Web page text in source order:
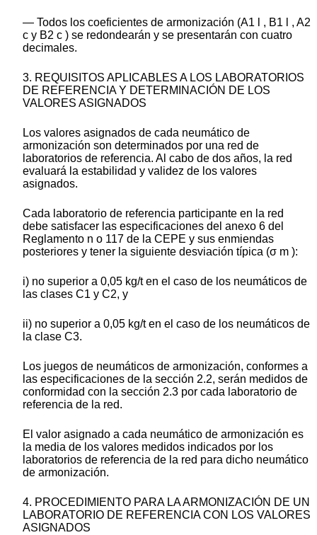
— Todos los coeficientes de armonización (A1 l , B1 l , A2
c y B2 c ) se redondearán y se presentarán con cuatro
decimales.
3. REQUISITOS APLICABLES A LOS LABORATORIOS
DE REFERENCIA Y DETERMINACIÓN DE LOS
VALORES ASIGNADOS
Los valores asignados de cada neumático de
armonización son determinados por una red de
laboratorios de referencia. Al cabo de dos años, la red
evaluará la estabilidad y validez de los valores
asignados.
Cada laboratorio de referencia participante en la red
debe satisfacer las especificaciones del anexo 6 del
Reglamento n o 117 de la CEPE y sus enmiendas
posteriores y tener la siguiente desviación típica (σ m ):
i) no superior a 0,05 kg/t en el caso de los neumáticos de
las clases C1 y C2, y
ii) no superior a 0,05 kg/t en el caso de los neumáticos de
la clase C3.
Los juegos de neumáticos de armonización, conformes a
las especificaciones de la sección 2.2, serán medidos de
conformidad con la sección 2.3 por cada laboratorio de
referencia de la red.
El valor asignado a cada neumático de armonización es
la media de los valores medidos indicados por los
laboratorios de referencia de la red para dicho neumático
de armonización.
4. PROCEDIMIENTO PARA LA ARMONIZACIÓN DE UN
LABORATORIO DE REFERENCIA CON LOS VALORES
ASIGNADOS